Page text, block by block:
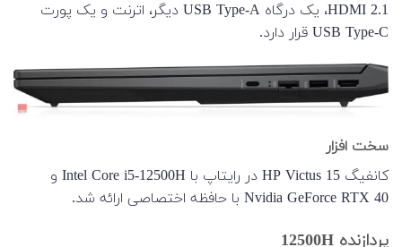
HDMI 2.1، یک درگاه USB Type-A دیگر، اترنت و یک پورت
USB Type-C قرار دارد.
سخت افزار
کانفیگ HP Victus 15 در رایتاپ با Intel Core i5-12500H و
Nvidia GeForce RTX 40 با حافظه اختصاصی ارائه شد.
پردازنده 12500H